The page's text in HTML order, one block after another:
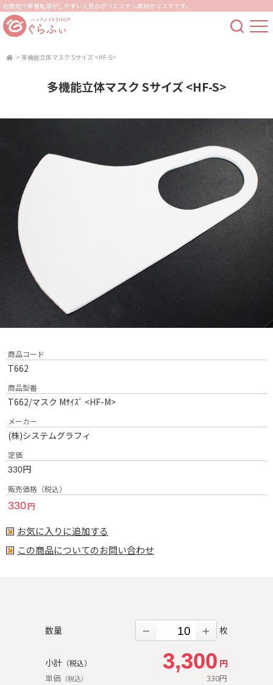
白無地で昇華転写がしやすい人気のポリエステル素材のマスクです。
> 多機能立体マスク Sサイズ <HF-S>
多機能立体マスク Sサイズ <HF-S>
商品コード
T662
商品型番
T662/マスク Mｻｲｽﾞ <HF-M>
メーカー
(株)システムグラフィ
定価
330円
販売価格（税込）
330円
お気に入りに追加する
この商品についてのお問い合わせ
数量 － ＋ 枚
小計 （税込） 3,300 円
単価 （税込） 330円